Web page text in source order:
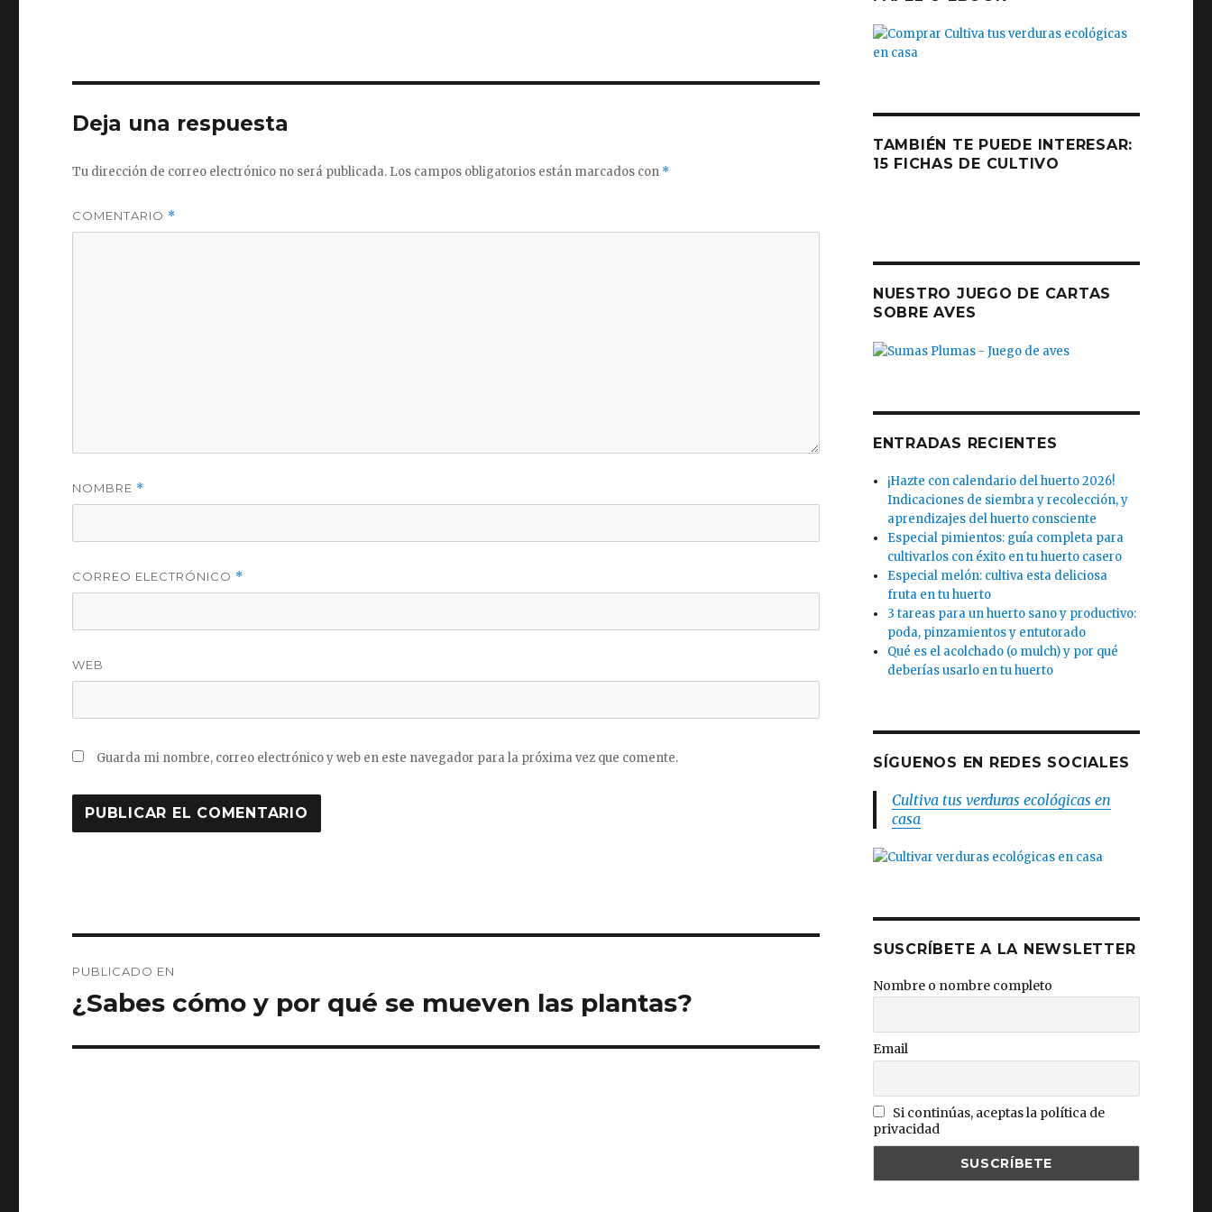
Deja una respuesta
Tu dirección de correo electrónico no será publicada. Los campos obligatorios están marcados con *
COMENTARIO *
NOMBRE *
CORREO ELECTRÓNICO *
WEB
Guarda mi nombre, correo electrónico y web en este navegador para la próxima vez que comente.
de
PUBLICADO EN
¿Sabes cómo y por qué se mueven las plantas?
TAMBIÉN TE PUEDE INTERESAR:
15 FICHAS DE CULTIVO
NUESTRO JUEGO DE CARTAS
SOBRE AVES
ENTRADAS RECIENTES
¡Hazte con calendario del huerto 2026!
Indicaciones de siembra y recolección, y
aprendizajes del huerto consciente
Especial pimientos: guía completa para
cultivarlos con éxito en tu huerto casero
Especial melón: cultiva esta deliciosa
fruta en tu huerto
3 tareas para un huerto sano y productivo:
poda, pinzamientos y entutorado
Qué es el acolchado (o mulch) y por qué
deberías usarlo en tu huerto
SÍGUENOS EN REDES SOCIALES
Cultiva tus verduras ecológicas en
casa
SUSCRÍBETE A LA NEWSLETTER
Nombre o nombre completo
Email
Si continúas, aceptas la política de
privacidad